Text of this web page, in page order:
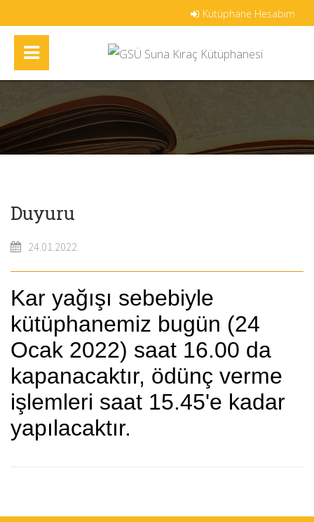
Kütüphane Hesabım
Duyuru
24.01.2022
Kar yağışı sebebiyle
kütüphanemiz bugün (24
Ocak 2022) saat 16.00 da
kapanacaktır, ödünç verme
işlemleri saat 15.45'e kadar
yapılacaktır.